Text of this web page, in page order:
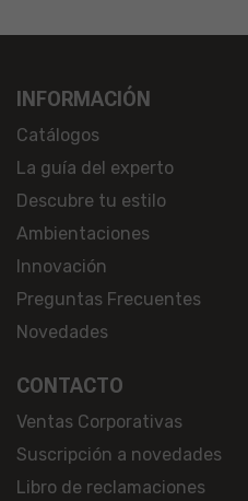
INFORMACIÓN
Catálogos
La guía del experto
Descubre tu estilo
Ambientaciones
Innovación
Preguntas Frecuentes
Novedades
CONTACTO
Ventas Corporativas
Suscripción a novedades
Libro de reclamaciones